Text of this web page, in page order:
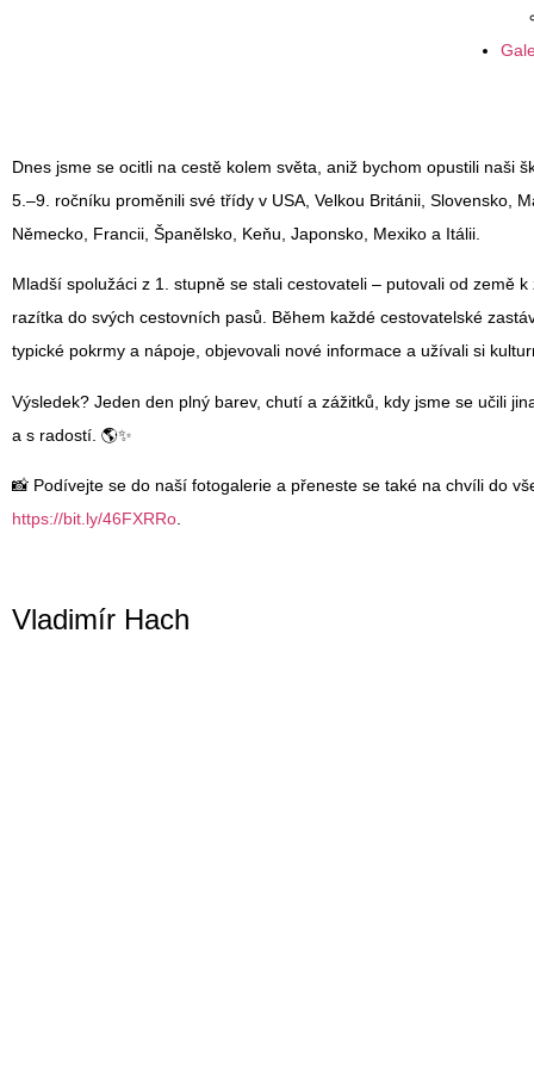
Dnes jsme se ocitli na cestě kolem světa, aniž bychom opustili naši
5.–9. ročníku proměnili své třídy v USA, Velkou Británii, Slovensko,
Německo, Francii, Španělsko, Keňu, Japonsko, Mexiko a Itálii.
Mladší spolužáci z 1. stupně se stali cestovateli – putovali od země
razítka do svých cestovních pasů. Během každé cestovatelské
typické pokrmy a nápoje, objevovali nové informace a užívali si
Výsledek? Jeden den plný barev, chutí a zážitků, kdy jsme se učili
a s radostí. 🌎✨
📸 Podívejte se do naší fotogalerie a přeneste se také na chvíli do
https://bit.ly/46FXRRo
Vladimír Hach